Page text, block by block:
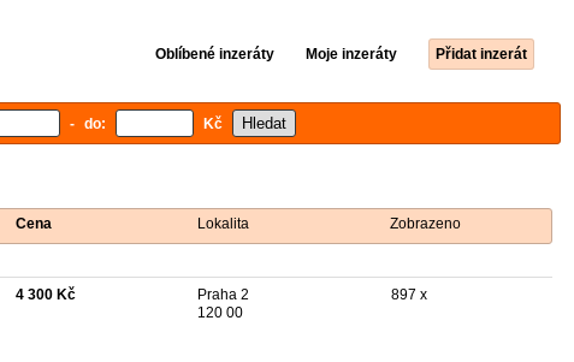
Oblíbené inzeráty Moje inzeráty Přidat inzerát
- do: Kč
Cena Lokalita Zobrazeno
4 300 Kč
Praha 2
120 00
897 x